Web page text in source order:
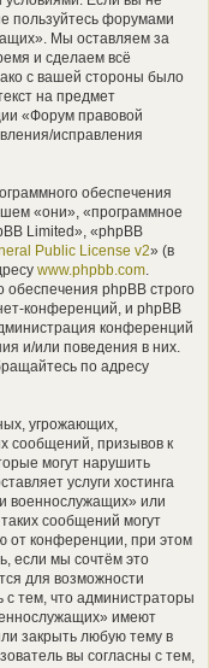
пользуйтесь форумами
Мы оставляем за
и сделаем всё
с вашей стороны было
на предмет
«Форум правовой
исправления
обеспечения
«они», «программное
Limited», «phpBB
Public License v2» (в
www.phpbb.com.
phpBB строго
конференций, и phpBB
конференций
и/или поведения в них.
по адресу
угрожающих,
сообщений, призывов к
могут нарушить
услуги хостинга
военнослужащих» или
сообщений могут
от конференции, при этом
если мы сочтём это
для возможности
с тем, что администраторы
имеют
закрыть любую тему в
вы согласны с тем,